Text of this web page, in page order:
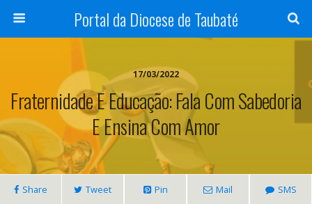
Portal da Diocese de Taubaté
17/03/2022
Fraternidade E Educação: Fala Com Sabedoria
E Ensina Com Amor
Share Tweet Pin Mail SMS